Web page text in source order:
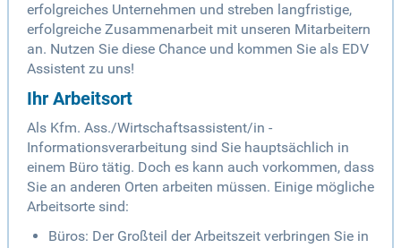
erfolgreiches Unternehmen und streben langfristige,
erfolgreiche Zusammenarbeit mit unseren Mitarbeitern
an. Nutzen Sie diese Chance und kommen Sie als EDV
Assistent zu uns!
Ihr Arbeitsort
Als Kfm. Ass./Wirtschaftsassistent/in -
Informationsverarbeitung sind Sie hauptsächlich in
einem Büro tätig. Doch es kann auch vorkommen, dass
Sie an anderen Orten arbeiten müssen. Einige mögliche
Arbeitsorte sind:
Büros: Der Großteil der Arbeitszeit verbringen Sie in